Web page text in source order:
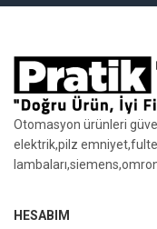
Otomasyon ürünleri
elektrik,pilz
HESABIM